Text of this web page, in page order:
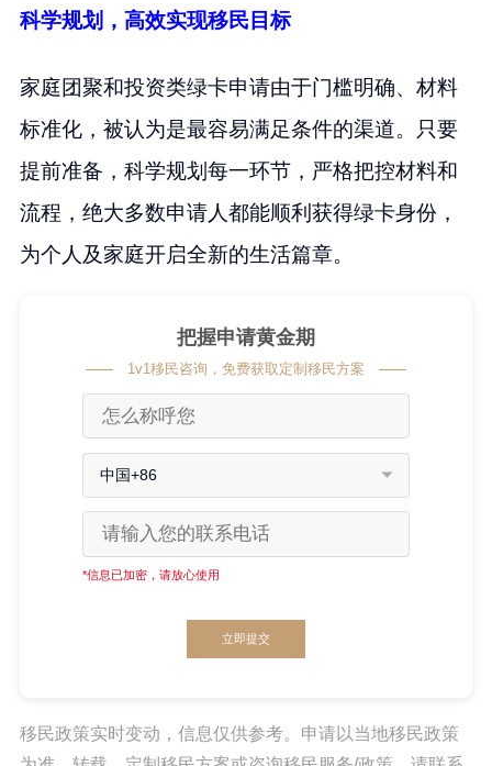
科学规划，高效实现移民目标
家庭团聚和投资类绿卡申请由于门槛明确、材料
标准化，被认为是最容易满足条件的渠道。只要
提前准备，科学规划每一环节，严格把控材料和
流程，绝大多数申请人都能顺利获得绿卡身份，
为个人及家庭开启全新的生活篇章。
把握申请黄金期
1v1移民咨询，免费获取定制移民方案
中国+86
*信息已加密，请放心使用
立即提交
移民政策实时变动，信息仅供参考。申请以当地移民政策